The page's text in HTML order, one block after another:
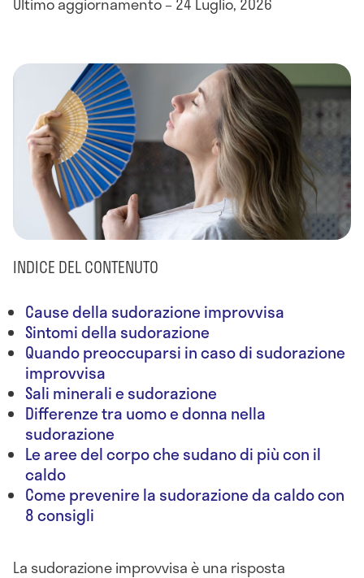
INDICE DEL CONTENUTO
Cause della sudorazione improvvisa
Sintomi della sudorazione
Quando preoccuparsi in caso di sudorazione
improvvisa
Sali minerali e sudorazione
Differenze tra uomo e donna nella
sudorazione
Le aree del corpo che sudano di più con il
caldo
Come prevenire la sudorazione da caldo con
8 consigli
La sudorazione improvvisa è una risposta